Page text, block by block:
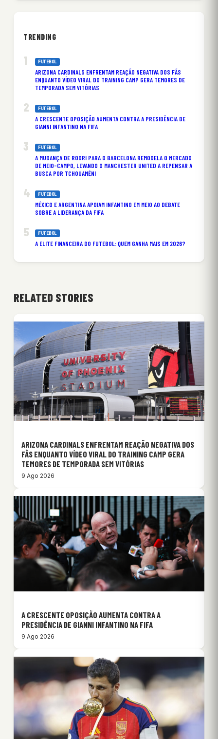
TRENDING
FUTEBOL
ARIZONA CARDINALS ENFRENTAM REAÇÃO NEGATIVA DOS FÃS
ENQUANTO VÍDEO VIRAL DO TRAINING CAMP GERA TEMORES DE
TEMPORADA SEM VITÓRIAS
FUTEBOL
A CRESCENTE OPOSIÇÃO AUMENTA CONTRA A PRESIDÊNCIA DE
GIANNI INFANTINO NA FIFA
FUTEBOL
A MUDANÇA DE RODRI PARA O BARCELONA REMODELA O MERCADO
DE MEIO-CAMPO, LEVANDO O MANCHESTER UNITED A REPENSAR A
BUSCA POR TCHOUAMÉNI
FUTEBOL
MÉXICO E ARGENTINA APOIAM INFANTINO EM MEIO AO DEBATE
SOBRE A LIDERANÇA DA FIFA
FUTEBOL
A ELITE FINANCEIRA DO FUTEBOL: QUEM GANHA MAIS EM 2026?
RELATED STORIES
ARIZONA CARDINALS ENFRENTAM REAÇÃO NEGATIVA DOS
FÃS ENQUANTO VÍDEO VIRAL DO TRAINING CAMP GERA
TEMORES DE TEMPORADA SEM VITÓRIAS
9 Ago 2026
A CRESCENTE OPOSIÇÃO AUMENTA CONTRA A
PRESIDÊNCIA DE GIANNI INFANTINO NA FIFA
9 Ago 2026